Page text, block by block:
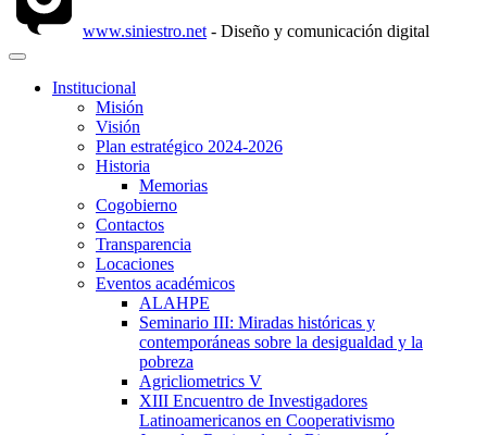
www.siniestro.net - Diseño y comunicación digital
Institucional
Misión
Visión
Plan estratégico 2024-2026
Historia
Memorias
Cogobierno
Contactos
Transparencia
Locaciones
Eventos académicos
ALAHPE
Seminario III: Miradas históricas y
contemporáneas sobre la desigualdad y la
pobreza
Agricliometrics V
XIII Encuentro de Investigadores
Latinoamericanos en Cooperativismo